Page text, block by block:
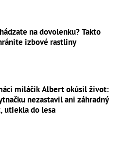
na dovolenku? Takto
izbové rastliny
miláčik Albert okúsil život:
nezastavil ani záhradný
utiekla do lesa